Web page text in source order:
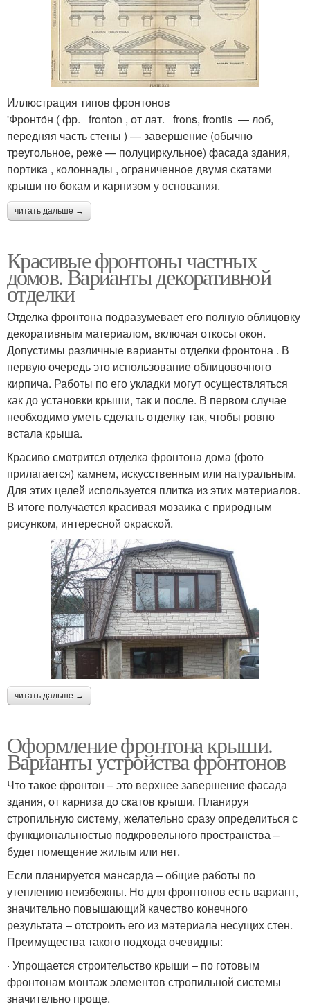
Иллюстрация типов фронтонов
'Фронто́н ( фр. fronton , от лат. frons, frontis — лоб,
передняя часть стены ) — завершение (обычно
треугольное, реже — полуциркульное) фасада здания,
портика , колоннады , ограниченное двумя скатами
крыши по бокам и карнизом у основания.
читать дальше →
Красивые фронтоны частных
домов. Варианты декоративной
отделки
Отделка фронтона подразумевает его полную облицовку
декоративным материалом, включая откосы окон.
Допустимы различные варианты отделки фронтона . В
первую очередь это использование облицовочного
кирпича. Работы по его укладки могут осуществляться
как до установки крыши, так и после. В первом случае
необходимо уметь сделать отделку так, чтобы ровно
встала крыша.
Красиво смотрится отделка фронтона дома (фото
прилагается) камнем, искусственным или натуральным.
Для этих целей используется плитка из этих материалов.
В итоге получается красивая мозаика с природным
рисунком, интересной окраской.
читать дальше →
Оформление фронтона крыши.
Варианты устройства фронтонов
Что такое фронтон – это верхнее завершение фасада
здания, от карниза до скатов крыши. Планируя
стропильную систему, желательно сразу определиться с
функциональностью подкровельного пространства –
будет помещение жилым или нет.
Если планируется мансарда – общие работы по
утеплению неизбежны. Но для фронтонов есть вариант,
значительно повышающий качество конечного
результата – отстроить его из материала несущих стен.
Преимущества такого подхода очевидны:
· Упрощается строительство крыши – по готовым
фронтонам монтаж элементов стропильной системы
значительно проще.